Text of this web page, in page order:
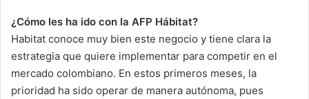
¿Cómo les ha ido con la AFP Hábitat?
Habitat conoce muy bien este negocio y tiene clara la
estrategia que quiere implementar para competir en el
mercado colombiano. En estos primeros meses, la
prioridad ha sido operar de manera autónoma, pues